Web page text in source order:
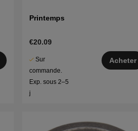
Printemps
€20.09
Sur
commande.
Exp. sous 2–5
j
Acheter